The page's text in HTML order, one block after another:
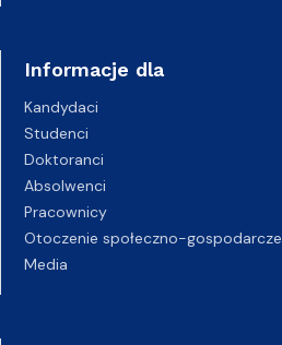
Informacje dla
Kandydaci
Studenci
Doktoranci
Absolwenci
Pracownicy
Otoczenie społeczno-gospodarcze
Media